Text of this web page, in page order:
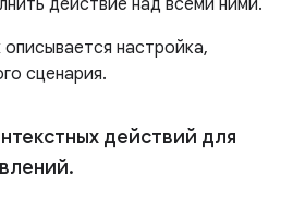
действие над всеми ними.
настройка,
сценария.
действий для
.